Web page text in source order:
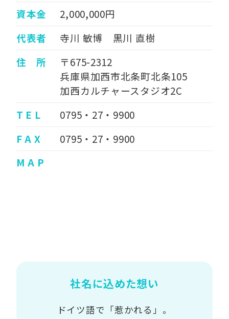
資本金
2,000,000円
代表者
寺川 敏博 黒川 直樹
住 所
〒675-2312
兵庫県加西市北条町北条105
加西カルチャースタジオ2C
T E L
0795・27・9900
F A X
0795・27・9900
M A P
社名に込めた想い
ドイツ語で「惹かれる」。